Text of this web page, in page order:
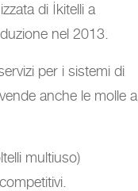
di İkitelli a
nel 2013.
per i sistemi di
anche le molle a
multiuso)